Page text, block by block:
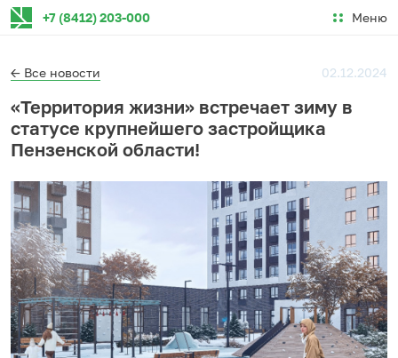
+7 (8412) 203-000 Меню
← Все новости 02.12.2024
«Территория жизни» встречает зиму в
статусе крупнейшего застройщика
Пензенской области!